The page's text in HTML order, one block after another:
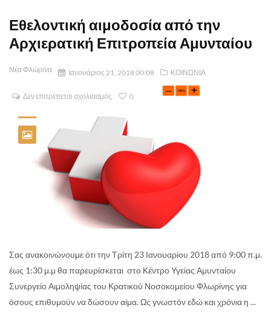
Εθελοντική αιμοδοσία από την
Αρχιερατική Επιτροπεία Αμυνταίου
Νέα Φλώρινα Ιανουάριος 21, 2018 00:08 ΚΟΙΝΩΝΙΑ
Δεν επιτρέπεται σχολιασμός 0
Σας ανακοινώνουμε ότι την Τρίτη 23 Ιανουαρίου 2018 από 9:00 π.μ.
έως 1:30 μ.μ θα παρευρίσκεται στο Κέντρο Υγείας Αμυνταίου
Συνεργείο Αιμοληψίας του Κρατικού Νοσοκομείου Φλωρίνης για
όσους επιθυμούν να δώσουν αίμα. Ως γνωστόν εδώ και χρόνια η ...